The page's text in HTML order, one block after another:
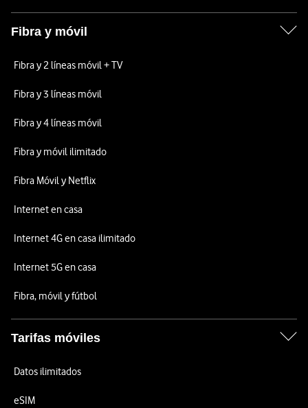
Fibra y móvil
Fibra y 2 líneas móvil + TV
Fibra y 3 líneas móvil
Fibra y 4 líneas móvil
Fibra y móvil ilimitado
Fibra Móvil y Netflix
Internet en casa
Internet 4G en casa ilimitado
Internet 5G en casa
Fibra, móvil y fútbol
Tarifas móviles
Datos ilimitados
eSIM